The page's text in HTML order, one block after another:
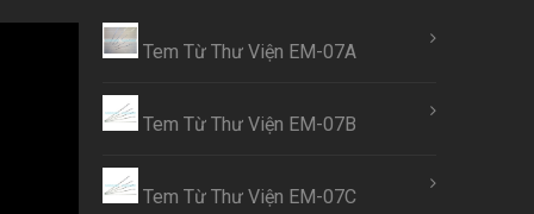
Tem Từ Thư Viện EM-07A
Tem Từ Thư Viện EM-07B
Tem Từ Thư Viện EM-07C